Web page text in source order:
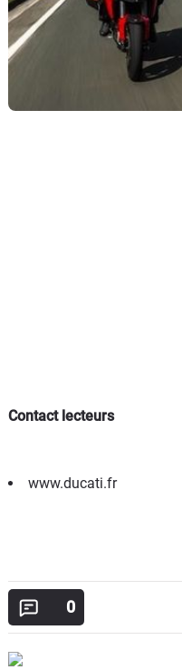
Contact lecteurs
www.ducati.fr
0